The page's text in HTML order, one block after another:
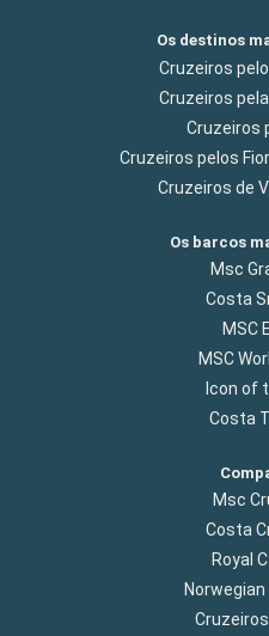
Os destinos
Cruzeiros
Cruzeiros
Cruzeiros
Cruzeiros pelos
Cruzeiros de
Os barcos
Msc
Costa
MSC
MSC
Icon of
Costa
Msc
Costa
Royal